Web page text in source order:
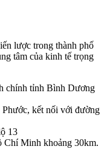
lược trong thành phố
tâm của kinh tế trọng
chính tỉnh Bình Dương
kết nối với đường
13
Chí Minh khoảng 30km.